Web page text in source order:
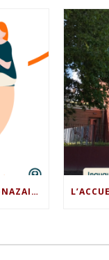
RENFORCER L’ASLL À SAINT-NAZAIRE